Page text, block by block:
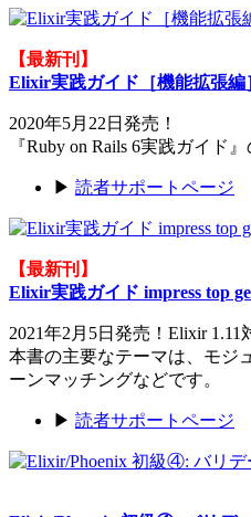
【最新刊】
Elixir実践ガイド［機能拡張編
2020年5月22日発売！
『Ruby on Rails 6実践ガイド
▶ 読者サポートページ
【最新刊】
Elixir実践ガイド impress top
2021年2月5日発売！Elixir 1.11
本書の主要なテーマは、モジ
ーンマッチングなどです。
▶ 読者サポートページ